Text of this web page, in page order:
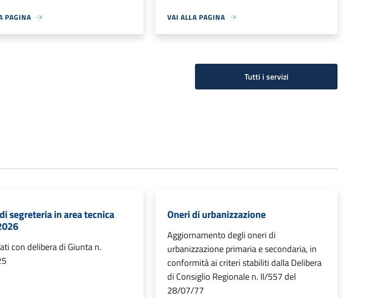
PAGINA VAI ALLA PAGINA
Tutti i servizi
segreteria in area tecnica
con delibera di Giunta n.
Oneri di urbanizzazione
Aggiornamento degli oneri di
urbanizzazione primaria e secondaria, in
conformità ai criteri stabiliti dalla Delibera
di Consiglio Regionale n. II/557 del
28/07/77